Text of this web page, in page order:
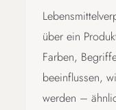
über ein
Farben,
beeinflussen,
werden –